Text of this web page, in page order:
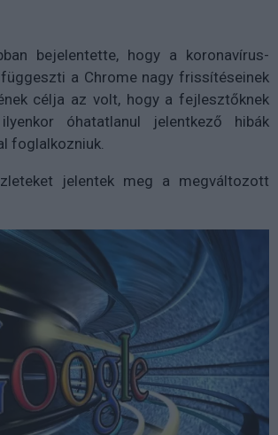
bejelentette, hogy a koronavírus-
a Chrome nagy frissítéseinek
célja az volt, hogy a fejlesztőknek
óhatatlanul jelentkező hibák
foglalkozniuk.
jelentek meg a megváltozott